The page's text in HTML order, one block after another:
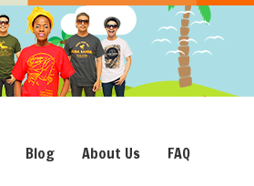
Blog About Us FAQ